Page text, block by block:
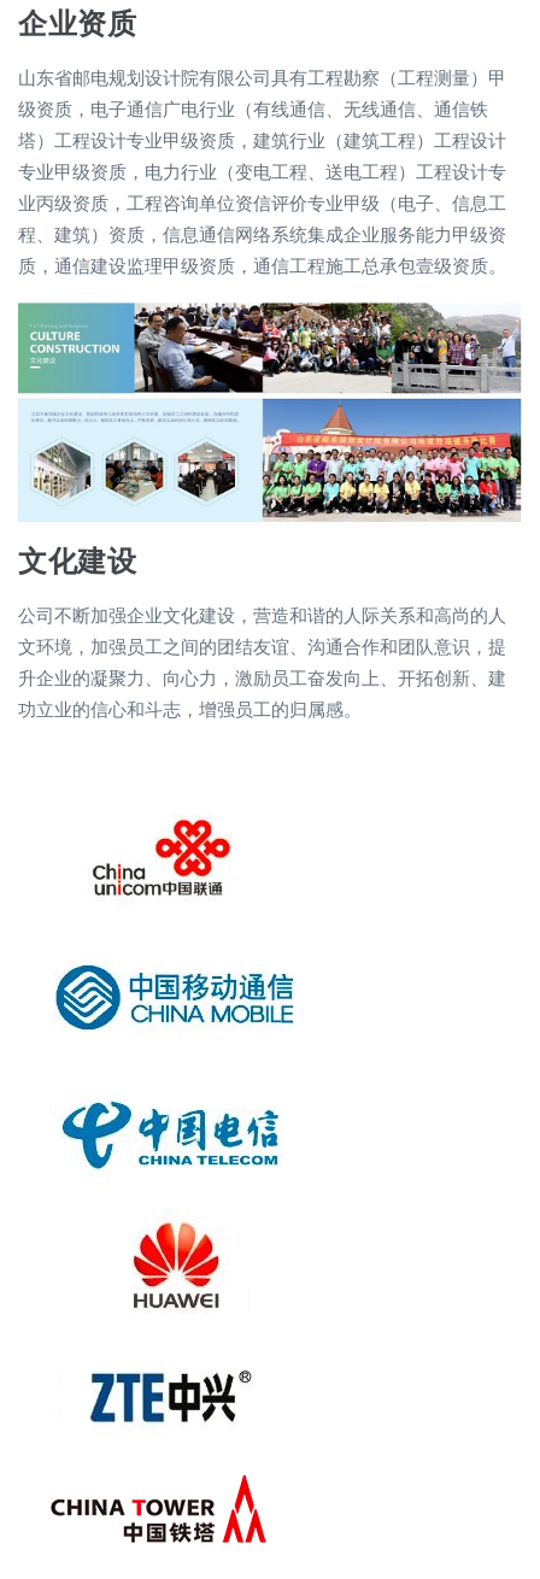
企业资质
山东省邮电规划设计院有限公司具有工程勘察（工程测量）甲
级资质，电子通信广电行业（有线通信、无线通信、通信铁
塔）工程设计专业甲级资质，建筑行业（建筑工程）工程设计
专业甲级资质，电力行业（变电工程、送电工程）工程设计专
业丙级资质，工程咨询单位资信评价专业甲级（电子、信息工
程、建筑）资质，信息通信网络系统集成企业服务能力甲级资
质，通信建设监理甲级资质，通信工程施工总承包壹级资质。
文化建设
公司不断加强企业文化建设，营造和谐的人际关系和高尚的人
文环境，加强员工之间的团结友谊、沟通合作和团队意识，提
升企业的凝聚力、向心力，激励员工奋发向上、开拓创新、建
功立业的信心和斗志，增强员工的归属感。